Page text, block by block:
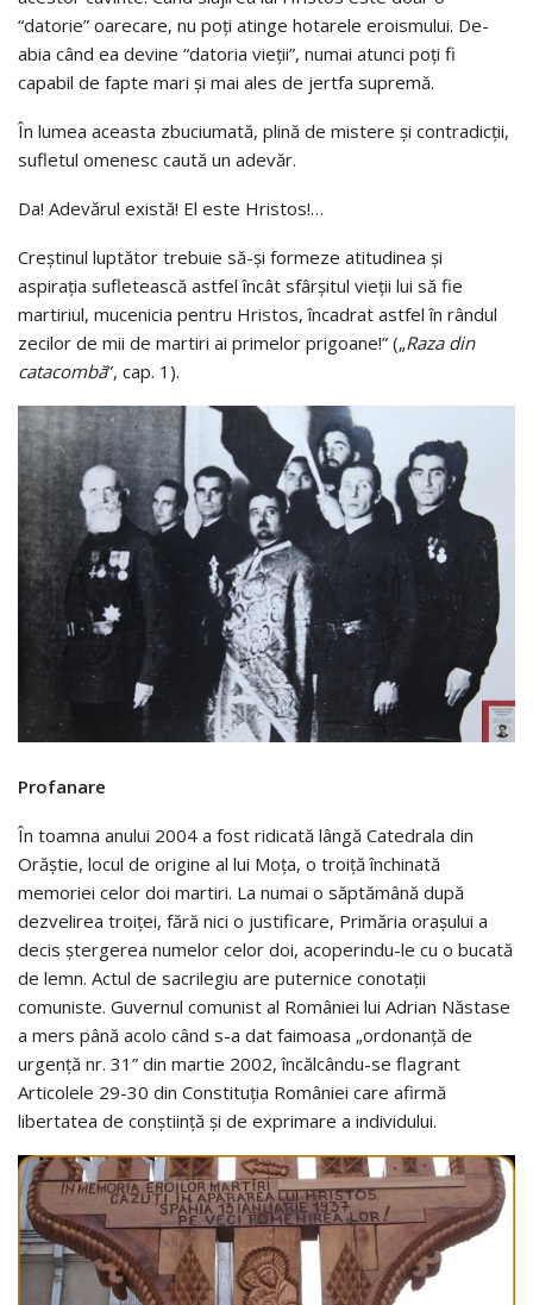
“datorie” oarecare, nu poţi atinge hotarele eroismului. De-
abia când ea devine “datoria vieţii”, numai atunci poţi fi
capabil de fapte mari şi mai ales de jertfa supremă.
În lumea aceasta zbuciumată, plină de mistere şi contradicţii,
sufletul omenesc caută un adevăr.
Da! Adevărul există! El este Hristos!…
Creştinul luptător trebuie să-şi formeze atitudinea şi
aspiraţia sufletească astfel încât sfârşitul vieţii lui să fie
martiriul, mucenicia pentru Hristos, încadrat astfel în rândul
zecilor de mii de martiri ai primelor prigoane!” („Raza din
catacombă”, cap. 1).
Profanare
În toamna anului 2004 a fost ridicată lângă Catedrala din
Orăştie, locul de origine al lui Moţa, o troiţă închinată
memoriei celor doi martiri. La numai o săptămână după
dezvelirea troiţei, fără nici o justificare, Primăria oraşului a
decis ştergerea numelor celor doi, acoperindu-le cu o bucată
de lemn. Actul de sacrilegiu are puternice conotaţii
comuniste. Guvernul comunist al României lui Adrian Năstase
a mers până acolo când s-a dat faimoasa „ordonanţă de
urgenţă nr. 31” din martie 2002, încălcându-se flagrant
Articolele 29-30 din Constituţia României care afirmă
libertatea de conştiinţă şi de exprimare a individului.